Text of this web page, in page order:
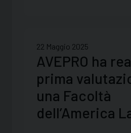
22 Maggio 2025
AVEPRO ha
prima
una Facoltà
dell’America